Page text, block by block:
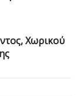
Χωρικού